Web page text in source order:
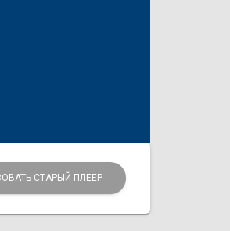
СТАРЫЙ ПЛЕЕР